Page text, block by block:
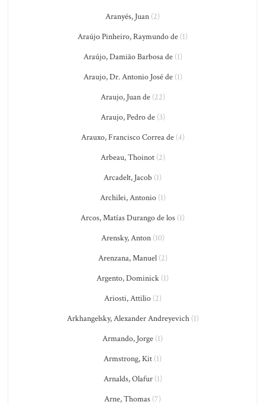
Aranyés, Juan (2)
Araújo Pinheiro, Raymundo de (1)
Araújo, Damião Barbosa de(1)
Araujo, Dr. Antonio José de(1)
Araujo, Juan de(22)
Araujo, Pedro de(3)
Arauxo, Francisco Correa de(4)
Arbeau, Thoinot(2)
Arcadelt, Jacob (1)
Archilei, Antonio(1)
Arcos, Matías Durango de los (1)
Arensky, Anton(10)
Arenzana, Manuel(2)
Argento, Dominick (1)
Ariosti, Attilio(2)
Arkhangelsky, Alexander Andreyevich(1)
Armando, Jorge (1)
Armstrong, Kit (1)
Arnalds, Olafur(1)
Arne, Thomas (7)